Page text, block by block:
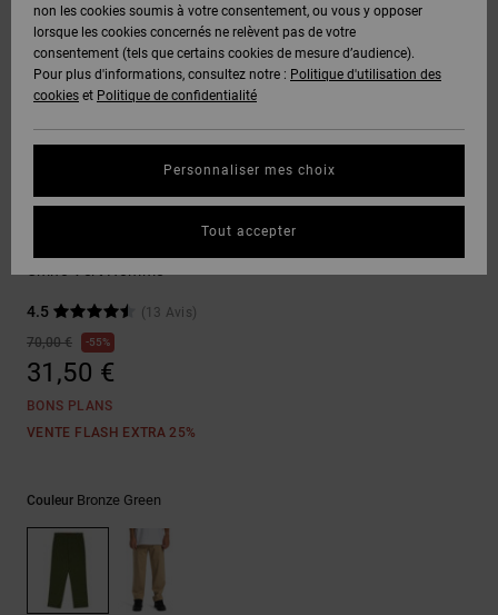
DC Star
Roammax
Onyx
AT-2
Snowboard
Voir Tout
Pantalons
Shorts
Boardshorts
Voir Tout
Pantalons &
Shorts
Polaires &
Deuxième
couche
Bonnets
Gants
VENTE
FLASH
Manteaux
Sweats
Région
AIDE &
Quiksilver
Freedom
Guide des
tailles
conversation
MAGASINS
CADEAU
LISTE DE
SOUHAITS
Pantalons
Chino Vert Homme
4.5
(13 Avis)
70,00 €
55%
31,50 €
BONS PLANS
VENTE FLASH EXTRA 25%
Couleur Bronze Green
non les cookies soumis à votre consentement, ou vous y opposer
lorsque les cookies concernés ne relèvent pas de votre
consentement (tels que certains cookies de mesure d’audience).
Pour plus d'informations, consultez notre : Politique d'utilisation des
cookies et Politique de confidentialité
Personnaliser mes choix
Tout accepter